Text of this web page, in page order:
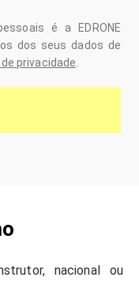
é a EDRONE
dos seus dados de
privacidade
nacional ou